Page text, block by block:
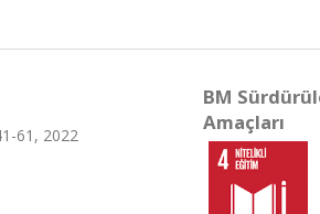
61, 2022
BM
Amaçları